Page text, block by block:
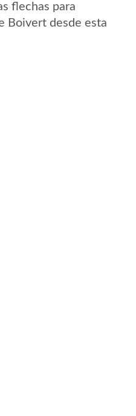
flechas para
Boivert desde esta